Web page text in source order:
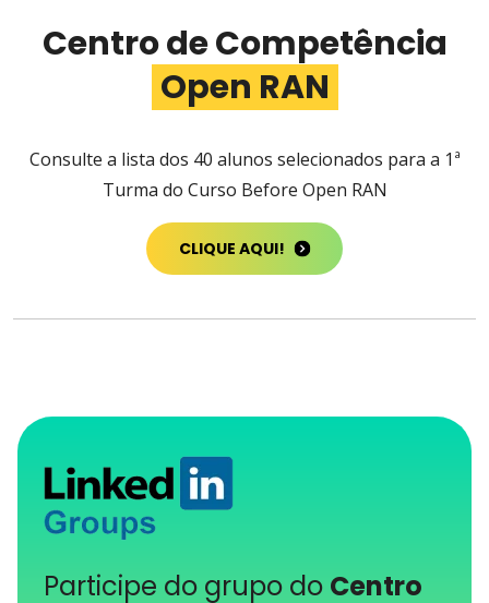
Centro de Competência
Open RAN
Consulte a lista dos 40 alunos selecionados para a 1ª
Turma do Curso Before Open RAN
CLIQUE AQUI!
Participe do grupo do Centro